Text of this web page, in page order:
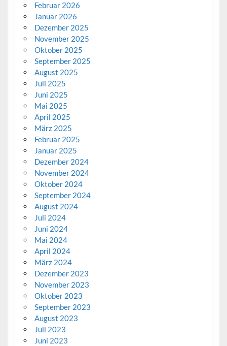
Februar 2026
Januar 2026
Dezember 2025
November 2025
Oktober 2025
September 2025
August 2025
Juli 2025
Juni 2025
Mai 2025
April 2025
März 2025
Februar 2025
Januar 2025
Dezember 2024
November 2024
Oktober 2024
September 2024
August 2024
Juli 2024
Juni 2024
Mai 2024
April 2024
März 2024
Dezember 2023
November 2023
Oktober 2023
September 2023
August 2023
Juli 2023
Juni 2023